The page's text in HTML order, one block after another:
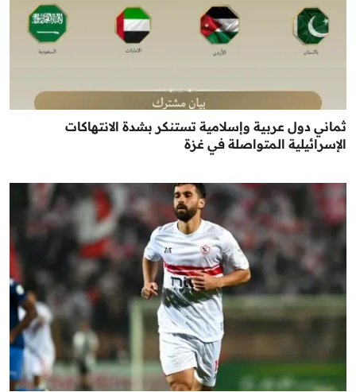
ثماني دول عربية وإسلامية تستنكر بشدة الانتهاكات
الإسرائيلية المتواصلة في غزة